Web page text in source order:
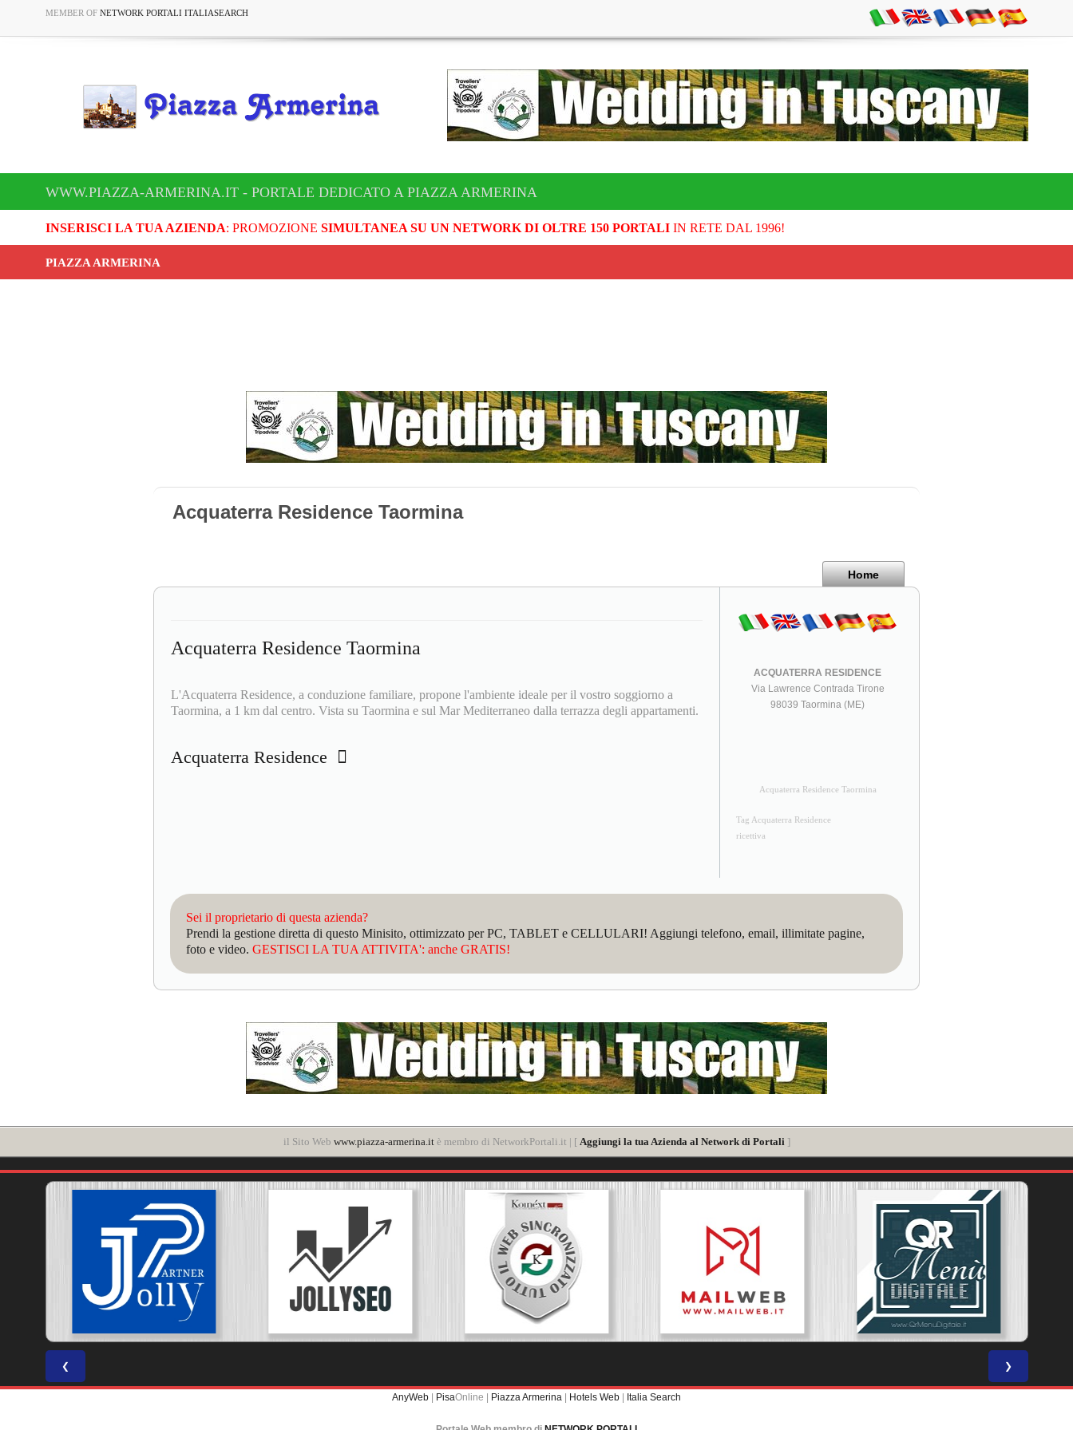
MEMBER OF NETWORK PORTALI ITALIASEARCH
WWW.PIAZZA-ARMERINA.IT - PORTALE DEDICATO A PIAZZA ARMERINA
INSERISCI LA TUA AZIENDA: PROMOZIONE SIMULTANEA SU UN NETWORK DI OLTRE 150 PORTALIIN RETE DAL 1996!
PIAZZA ARMERINA
Acquaterra Residence Taormina
Home
Acquaterra Residence Taormina
L'Acquaterra Residence, a conduzione familiare, propone l'ambiente ideale per il vostro soggiorno a
Taormina, a 1 km dal centro. Vista su Taormina e sul Mar Mediterraneo dalla terrazza degli appartamenti.
Acquaterra Residence
ACQUATERRA RESIDENCE
Via Lawrence Contrada Tirone
98039 Taormina (ME)
Acquaterra Residence Taormina
Tag Acquaterra Residence
ricettiva
Sei il proprietario di questa azienda?
Prendi la gestione diretta di questo Minisito, ottimizzato per PC, TABLET e CELLULARI! Aggiungi telefono, email, illimitate pagine,
foto e video. GESTISCI LA TUA ATTIVITA': anche GRATIS!
il Sito Web www.piazza-armerina.itè membro di NetworkPortali.it | [ Aggiungi la tua Azienda al Network di Portali ]
❮ ❯
AnyWeb | PisaOnline | Piazza Armerina | Hotels Web | Italia Search